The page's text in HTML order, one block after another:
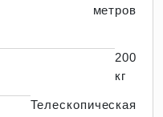
метров
200
кг
Телескопическая